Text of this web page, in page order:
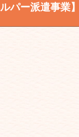
パー派遣事業